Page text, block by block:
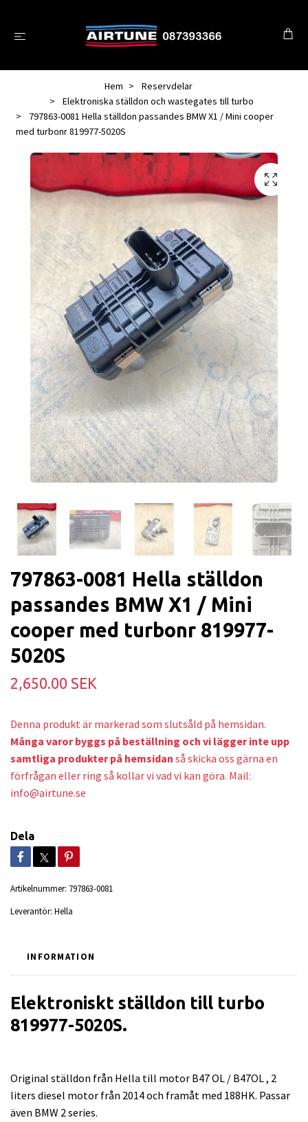
Hem
Reservdelar
Elektroniska ställdon och wastegates till turbo
797863-0081 Hella ställdon passandes BMW X1 / Mini cooper
med turbonr 819977-5020S
797863-0081 Hella ställdon
passandes BMW X1 / Mini
cooper med turbonr 819977-
5020S
2,650.00 SEK
Denna produkt är markerad som slutsåld på hemsidan.
Många varor byggs på beställning och vi lägger inte upp
samtliga produkter på hemsidan så skicka oss gärna en
förfrågan eller ring så kollar vi vad vi kan göra. Mail:
info@airtune.se
Dela
Artikelnummer: 797863-0081
Leverantör: Hella
INFORMATION
Elektroniskt ställdon till turbo
819977-5020S.
Original ställdon från Hella till motor B47 OL / B47OL , 2
liters diesel motor från 2014 och framåt med 188HK. Passar
även BMW 2 series.